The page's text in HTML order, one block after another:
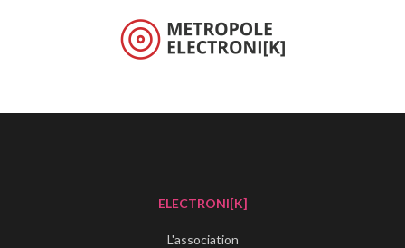
ELECTRONI[K]
L'association